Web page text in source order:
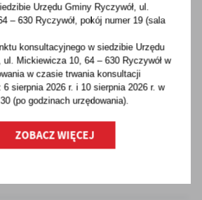
- ZMIANY OD 4
z określonych branż
o zwolnienie z opłacania...
Urzędu Gminy Ryczywół, ul.
– 630 Ryczywół, pokój numer 19 (sala
konsultacyjnego w siedzibie Urzędu
ul. Mickiewicza 10, 64 – 630 Ryczywół w
w czasie trwania konsultacji
6 sierpnia 2026 r. i 10 sierpnia 2026 r. w
(po godzinach urzędowania).
ZOBACZ WIĘCEJ